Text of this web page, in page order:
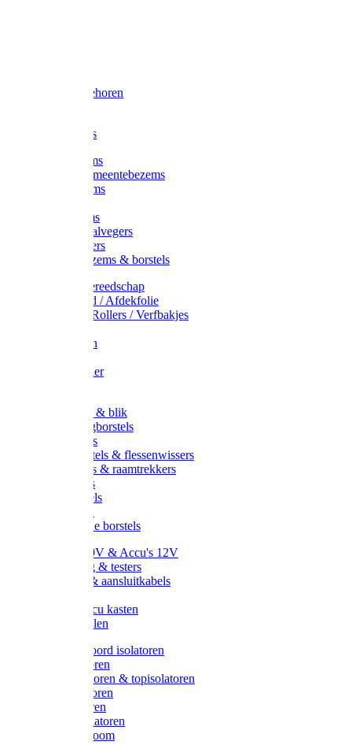
Slede toebehoren
Composters
Straatbezems
Stads- / Gemeentebezems
Terrasbezems
Gootbezems
Kamer-/Zaalvegers
Vloertrekkers
Onkruidbezems & borstels
Schildersgereedschap
Afplakband / Afdekfolie
Kwasten / Rollers / Verfbakjes
Afdekfoliën
Schuurpapier
Handveger & blik
Voetenveegborstels
Handvegers
Afwasborstels & flessenwissers
Wasborstels & raamtrekkers
Tonborstels
Werkborstels
Hygienische borstels
Batterijen 9V & Accu's 12V
Beveiliging & testers
Kabelsets & aansluitkabels
Metalen accu kasten
Zonnepanelen
Draad & koord isolatoren
Ringisolatoren
Extra isolatoren & topisolatoren
Hoekisolatoren
Lintisolatoren
Afstandisolatoren
Isolatorenboom